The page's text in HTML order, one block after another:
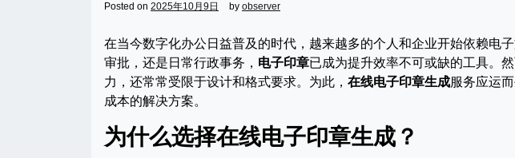
Posted on 2025年10月9日 by observer
在当今数字化办公日益普及的时代，越来越多的个人和企业开始依赖电
审批，还是日常行政事务， 电子印章已成为提升效率不可或缺的工具。
力，还常常受限于设计和格式要求。为此， 在线电子印章生成服务应运
成本的解决方案。
为什么选择在线电子印章生成？